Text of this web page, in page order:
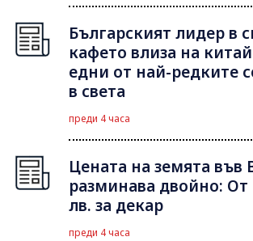
Българският лидер в
кафето влиза на
едни от най-редките
в света
преди 4 часа
Цената на земята във
разминава двойно: От
лв. за декар
преди 4 часа